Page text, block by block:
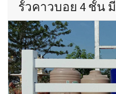
รั้วคาวบอย 4 ชั้น